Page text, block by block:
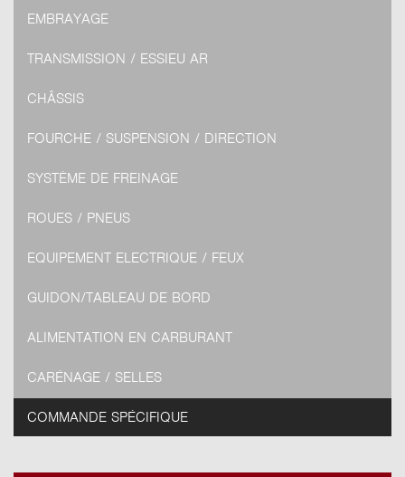
EMBRAYAGE
TRANSMISSION / ESSIEU AR
CHÂSSIS
FOURCHE / SUSPENSION / DIRECTION
SYSTÈME DE FREINAGE
ROUES / PNEUS
EQUIPEMENT ELECTRIQUE / FEUX
GUIDON/TABLEAU DE BORD
ALIMENTATION EN CARBURANT
CARÉNAGE / SELLES
COMMANDE SPÉCIFIQUE